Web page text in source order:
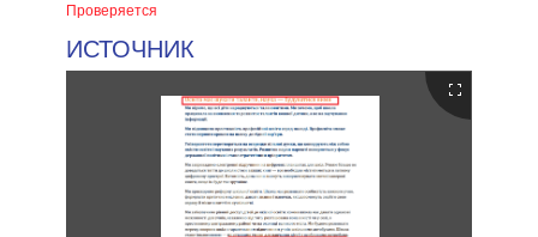
Проверяется
ИСТОЧНИК